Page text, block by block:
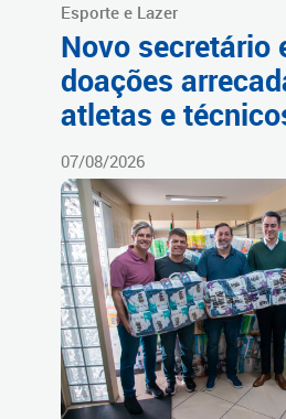
Esporte e Lazer
Novo secretário
doações
atletas e
07/08/2026